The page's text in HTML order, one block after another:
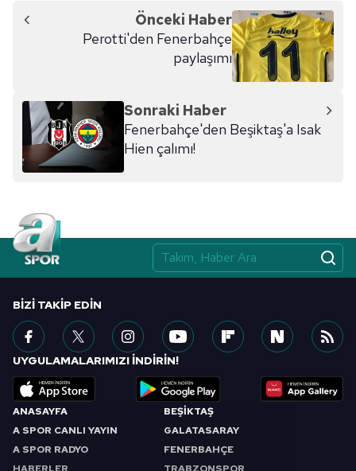
Önceki Haber
Perotti'den Fenerbahçe
paylaşımı
Sonraki Haber
Fenerbahçe'den Beşiktaş'a Isak
Hien çalımı!
ANASAYFA
A SPOR CANLI YAYIN
A SPOR RADYO
HABERLER
BEŞİKTAŞ
GALATASARAY
FENERBAHÇE
TRABZONSPOR
BIZI TAKIP EDIN
UYGULAMALARIMIZI İNDİRİN!